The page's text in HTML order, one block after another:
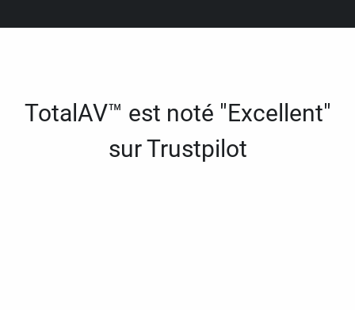
TotalAV™ est noté "Excellent"
sur Trustpilot